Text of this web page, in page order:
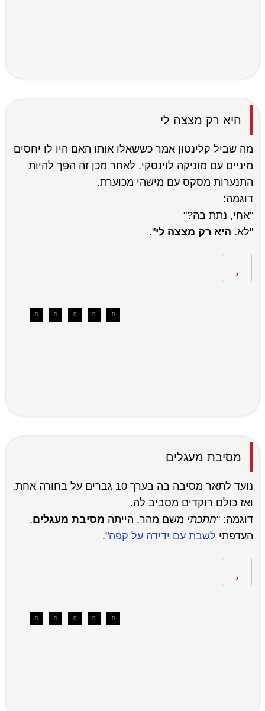
היא רק מצצה לי
מה שביל קלינטון אמר כששאלו אותו האם היו לו יחסים
מיניים עם מוניקה לוינסקי. לאחר מכן זה הפך להיות
התנערות מסקס עם מישהי מכוערת.
דוגמה:
"אחי, נתת בה?"
"לא. היא רק מצצה לי".
מסיבת מעגלים
נועד לתאר מסיבה בה בערך 10 גברים על בחורה אחת,
ואז כולם רוקדים מסביב לה.
דוגמה: "חתכתי משם מהר. הייתה מסיבת מעגלים,
העדפתי לשבת עם ידידה על קפה".